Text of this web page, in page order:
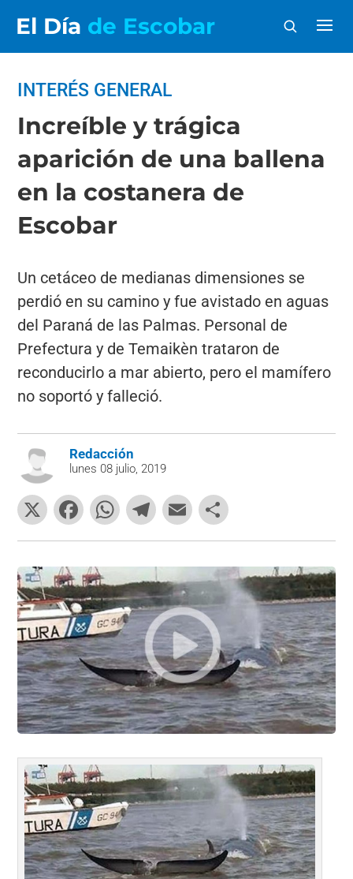
El Día de Escobar
INTERÉS GENERAL
Increíble y trágica
aparición de una ballena
en la costanera de
Escobar
Un cetáceo de medianas dimensiones se
perdió en su camino y fue avistado en aguas
del Paraná de las Palmas. Personal de
Prefectura y de Temaikèn trataron de
reconducirlo a mar abierto, pero el mamífero
no soportó y falleció.
Redacción
lunes 08 julio, 2019
X
F
a
c
e
b
o
o
k
W
h
at
s
A
p
p
T
el
e
gr
a
m
E
m
ai
l
o
m
p
ar
tir